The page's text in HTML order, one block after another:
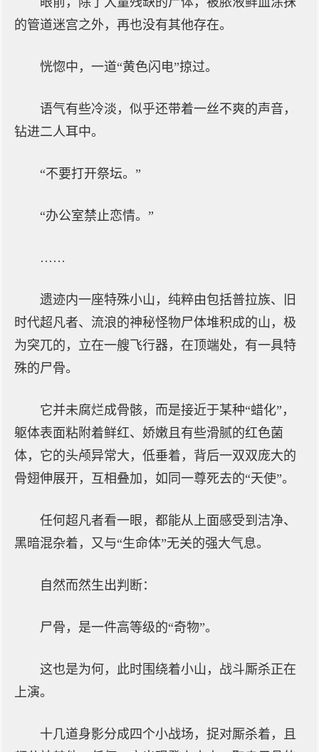
的管道迷宫之外，再也没有其他存在。
恍惚中，一道“黄色闪电”掠过。
语气有些冷淡，似乎还带着一丝不爽的声音，
钻进二人耳中。
“不要打开祭坛。”
“办公室禁止恋情。”
……
遗迹内一座特殊小山，纯粹由包括普拉族、旧
时代超凡者、流浪的神秘怪物尸体堆积成的山，极
为突兀的，立在一艘飞行器，在顶端处，有一具特
殊的尸骨。
它并未腐烂成骨骸，而是接近于某种“蜡化”，
躯体表面粘附着鲜红、娇嫩且有些滑腻的红色菌
体，它的头颅异常大，低垂着，背后一双双庞大的
骨翅伸展开，互相叠加，如同一尊死去的“天使”。
任何超凡者看一眼，都能从上面感受到洁净、
黑暗混杂着，又与“生命体”无关的强大气息。
自然而然生出判断：
尸骨，是一件高等级的“奇物”。
这也是为何，此时围绕着小山，战斗厮杀正在
上演。
十几道身影分成四个小战场，捉对厮杀着，且